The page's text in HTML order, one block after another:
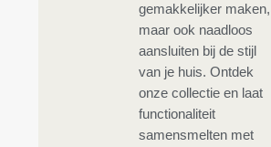
gemakkelijker maken,
maar ook naadloos
aansluiten bij de stijl
van je huis. Ontdek
onze collectie en laat
functionaliteit
samensmelten met